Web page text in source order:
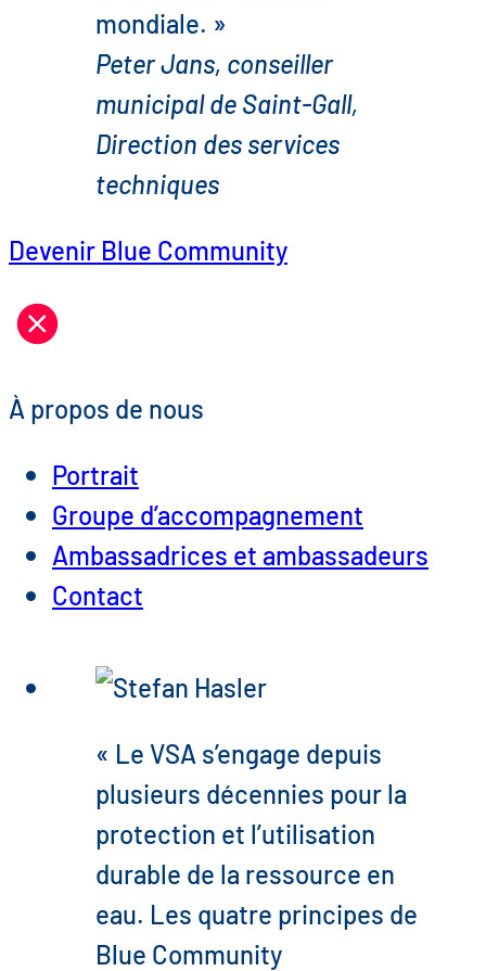
mondiale. »
Peter Jans, conseiller
municipal de Saint-Gall,
Direction des services
techniques
Devenir Blue Community
À propos de nous
Portrait
Groupe d’accompagnement
Ambassadrices et ambassadeurs
Contact
« Le VSA s’engage depuis
plusieurs décennies pour la
protection et l’utilisation
durable de la ressource en
eau. Les quatre principes de
Blue Community